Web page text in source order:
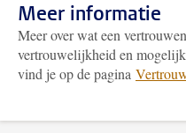
Meer informatie
Meer over wat een
vertrouwelijkheid en
vind je op de pagina